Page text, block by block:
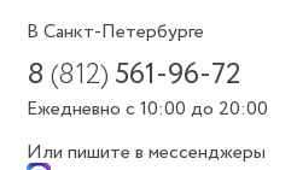
В Санкт-Петербурге
8(812) 561-96-72
Ежедневно с 10:00 до 20:00
Или пишите в мессенджеры